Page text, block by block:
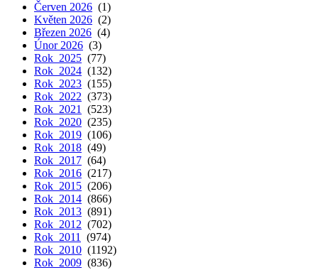
Červen 2026 (1)
Květen 2026 (2)
Březen 2026 (4)
Únor 2026 (3)
Rok 2025 (77)
Rok 2024 (132)
Rok 2023 (155)
Rok 2022 (373)
Rok 2021 (523)
Rok 2020 (235)
Rok 2019 (106)
Rok 2018 (49)
Rok 2017 (64)
Rok 2016 (217)
Rok 2015 (206)
Rok 2014 (866)
Rok 2013 (891)
Rok 2012 (702)
Rok 2011 (974)
Rok 2010 (1192)
Rok 2009 (836)